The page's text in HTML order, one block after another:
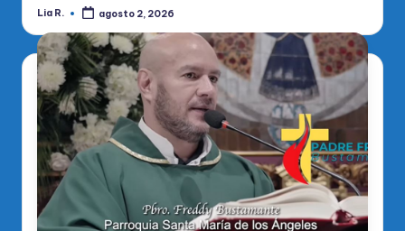
Publicado
Lia R. agosto 2, 2026